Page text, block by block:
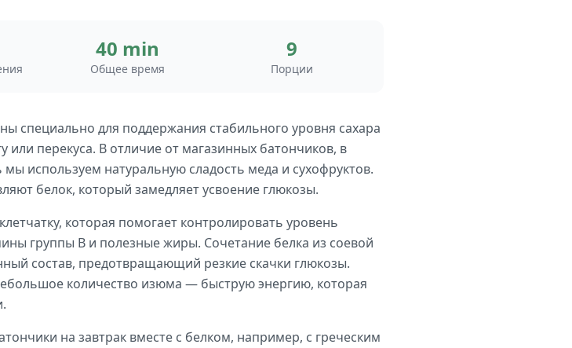
40 min
Общее время
9
Порции
специально для поддержания стабильного уровня сахара
или перекуса. В отличие от магазинных батончиков, в
используем натуральную сладость меда и сухофруктов.
белок, который замедляет усвоение глюкозы.
которая помогает контролировать уровень
группы B и полезные жиры. Сочетание белка из соевой
состав, предотвращающий резкие скачки глюкозы.
количество изюма — быструю энергию, которая
на завтрак вместе с белком, например, с греческим